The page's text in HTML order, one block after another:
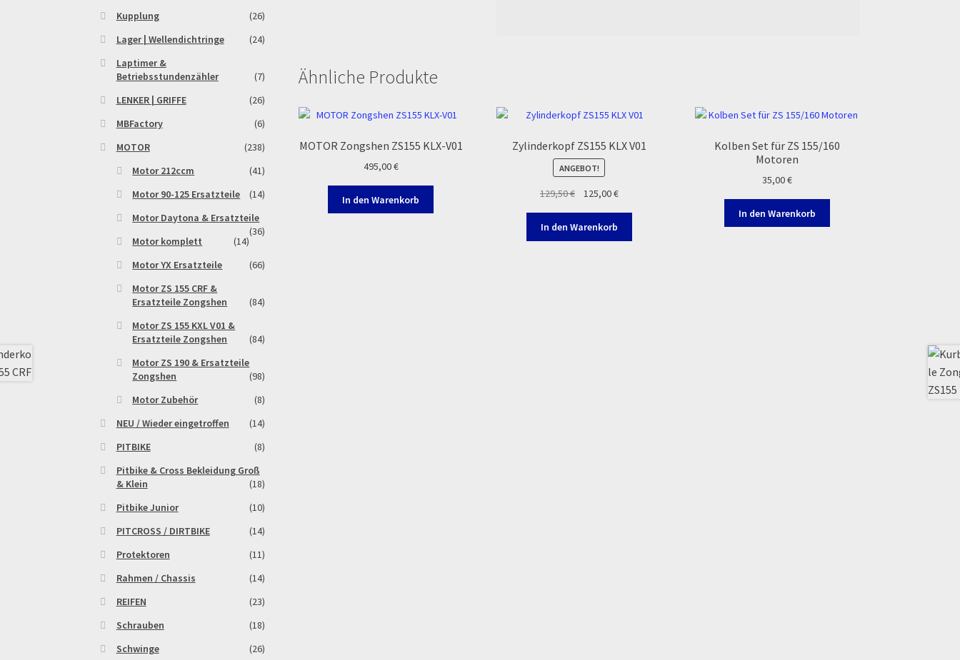
Ähnliche Produkte
MOTOR Zongshen ZS155 KLX-V01
495,00€
In den Warenkorb
Zylinderkopf ZS155 KLX V01
ANGEBOT!
129,50€
Ursprünglicher
war:
129,50 €
125,00€Aktueller
125,00 €.
In den Warenkorb
Kolben Set für ZS 155/160
Motoren
35,00€
In den Warenkorb
Kupplung
(26)
Lager | Wellendichtringe
(24)
Laptimer &
Betriebsstundenzähler
(7)
LENKER | GRIFFE
(26)
MBFactory
(6)
MOTOR
(238)
Motor 212ccm
(41)
Motor 90-125 Ersatzteile
(14)
Motor Daytona & Ersatzteile
(36)
Motor komplett
(14)
Motor YX Ersatzteile
(66)
Motor ZS 155 CRF &
Ersatzteile Zongshen
(84)
Motor ZS 155 KXL V01 &
Ersatzteile Zongshen
(84)
Motor ZS 190 & Ersatzteile
Zongshen
(98)
Motor Zubehör
(8)
NEU / Wieder eingetroffen
(14)
PITBIKE
(8)
Pitbike & Cross Bekleidung Groß
& Klein
(18)
Pitbike Junior
(10)
PITCROSS / DIRTBIKE
(14)
Protektoren
(11)
Rahmen / Chassis
(14)
REIFEN
(23)
Schrauben
(18)
Schwinge
(26)